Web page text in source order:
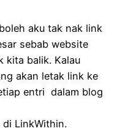
aku tak nak link
sebab website
kita balik. Kalau
akan letak link ke
entri dalam blog
di LinkWithin.